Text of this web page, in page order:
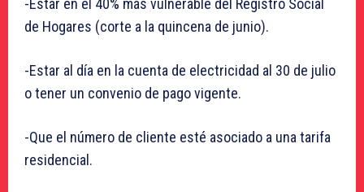
-Estar en el 40% más vulnerable del Registro Social
de Hogares (corte a la quincena de junio).
-Estar al día en la cuenta de electricidad al 30 de julio
o tener un convenio de pago vigente.
-Que el número de cliente esté asociado a una tarifa
residencial.